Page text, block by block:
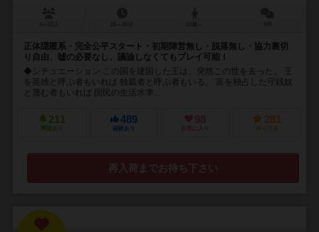
正体隠匿系・完全公平スタート・初期陣営無し・脱落無し・協力裏切
り自由、嘘の必要なし、議論しなくてもプレイ可能！
◆シチュエーション この国を建国した王は、突然この世を去った。 王
を英雄と呼ぶ者もいれば 独裁者と呼ぶ者もいる。 富を独占した守銭奴
と蔑む者もいれば 国民の生活水準...
211
興味あり
489
経験あり
98
お気に入り
281
持ってる
再入荷までお待ち下さい